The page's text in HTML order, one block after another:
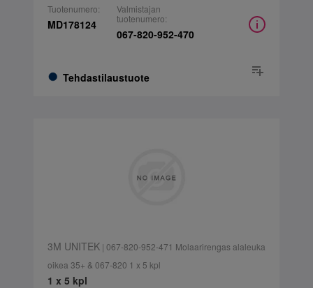
Tuotenumero:
MD178124
Tehdastilaustuote
Valmistajan
tuotenumero:
067-820-952-470
3M UNITEK| 067-820-952-471 Molaarirengas alaleuka
oikea 35+ & 067-820 1 x 5 kpl
1 x 5 kpl